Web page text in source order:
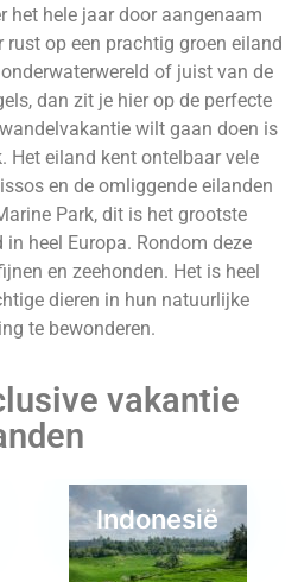
het hele jaar door aangenaam
rust op een prachtig groen eiland
of juist van de
dan zit je hier op de perfecte
wilt gaan doen is
Het eiland kent ontelbaar vele
en de omliggende eilanden
Park, dit is het grootste
in heel Europa. Rondom deze
en zeehonden. Het is heel
dieren in hun natuurlijke
te bewonderen.
vakantie
Indonesië